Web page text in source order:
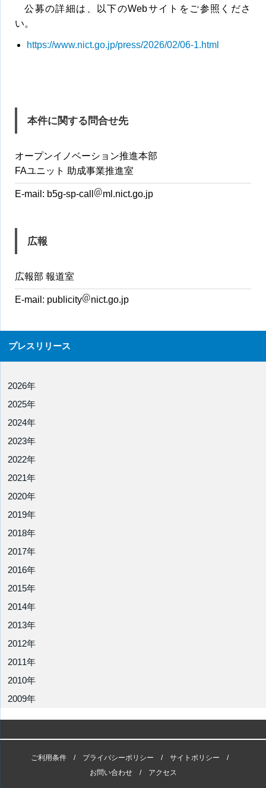
公募の詳細は、以下のWebサイトをご参照くださ
い。
https://www.nict.go.jp/press/2026/02/06-1.html
本件に関する問合せ先
オープンイノベーション推進本部
FAユニット 助成事業推進室
E-mail: b5g-sp-call ml.nict.go.jp
広報
広報部 報道室
E-mail: publicity nict.go.jp
プレスリリース
2026年
2025年
2024年
2023年
2022年
2021年
2020年
2019年
2018年
2017年
2016年
2015年
2014年
2013年
2012年
2011年
2010年
2009年
ご利用条件 プライバシーポリシー
サイトポリシー
お問い合わせ
アクセス